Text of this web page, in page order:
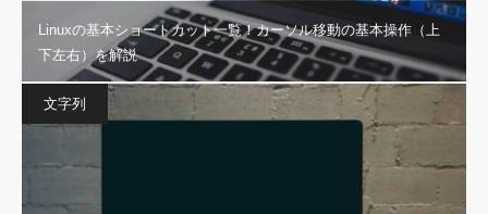
Linuxの基本ショートカット一覧！カーソル移動の基本操作（上
下左右）を解説
文字列